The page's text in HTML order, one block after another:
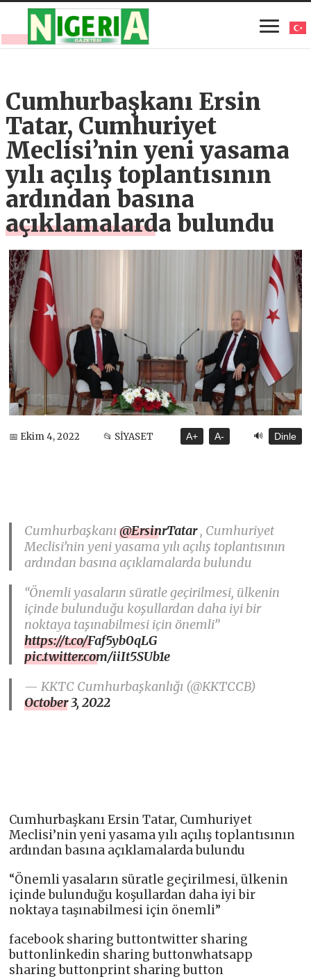
Cumhurbaşkanı Ersin
Tatar, Cumhuriyet
Meclisi’nin yeni yasama
yılı açılış toplantısının
ardından basına
açıklamalarda bulundu
📅 Ekim 4, 2022 📂 SİYASET A+ A- 🔊 Dinle
Cumhurbaşkanı@ErsinrTatar, Cumhuriyet
Meclisi’nin yeni yasama yılı açılış toplantısının
ardından basına açıklamalarda bulundu
“Önemli yasaların süratle geçirilmesi, ülkenin
içinde bulunduğu koşullardan daha iyi bir
noktaya taşınabilmesi için önemli”
https://t.co/Faf5yb0qLG
pic.twitter.com/iiIt5SUb1e
— KKTC Cumhurbaşkanlığı (@KKTCCB)
October 3, 2022
Cumhurbaşkanı Ersin Tatar, Cumhuriyet
Meclisi’nin yeni yasama yılı açılış toplantısının
ardından basına açıklamalarda bulundu
“Önemli yasaların süratle geçirilmesi, ülkenin
içinde bulunduğu koşullardan daha iyi bir
noktaya taşınabilmesi için önemli”
facebook sharing buttontwitter sharing
buttonlinkedin sharing buttonwhatsapp
sharing buttonprint sharing button